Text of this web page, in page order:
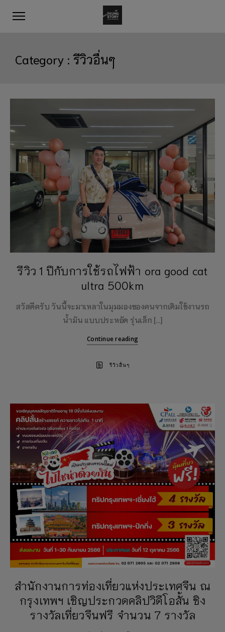
Category :รีวิวอื่นๆ
รีวิว 1 ปีกับการใช้รถไฟฟ้า ora good cat
ultra 500km
สวัสดีครับ วันนี้จะมาเหลาในมุมมองของคนจากเดิมใช้งานรถ
น้ำมัน แบบประหยัด รุ่นเล็ก […]
Continue reading
รีวิวอื่นๆ
สำนักงานการท่องเที่ยวแห่งประเทศจีน ณ
กรุงเทพฯ เชิญประกวดคลิปวิดีโอสั้น ชิง
รางวัลเที่ยวจีนฟรี จำนวน 7 รางวัล